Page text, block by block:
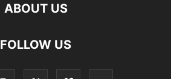
ABOUT US
FOLLOW US